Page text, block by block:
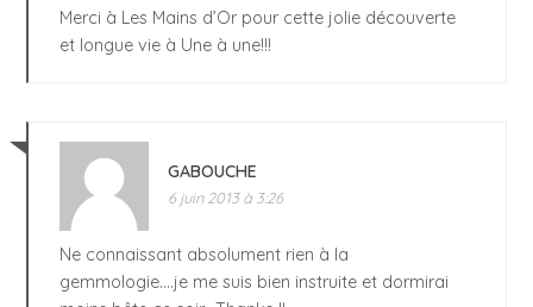
Merci à Les Mains d’Or pour cette jolie découverte
et longue vie à Une à une!!!
GABOUCHE
6 juin 2013 à 3:26
Ne connaissant absolument rien à la
gemmologie….je me suis bien instruite et dormirai